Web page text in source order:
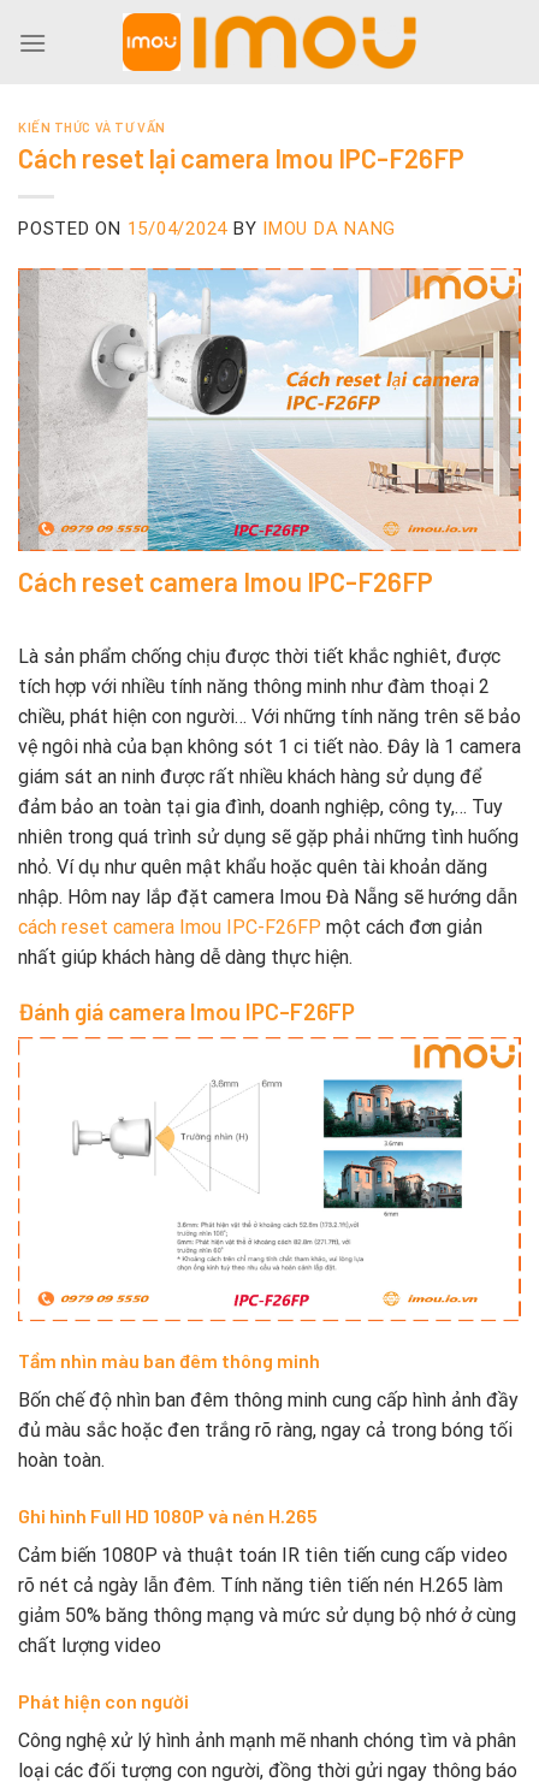
KIẾN THỨC VÀ TƯ VẤN
Cách reset lại camera Imou IPC-F26FP
POSTED ON 15/04/2024 BY IMOU DA NANG
Cách reset camera Imou IPC-F26FP
Là sản phẩm chống chịu được thời tiết khắc nghiêt, được
tích hợp với nhiều tính năng thông minh như đàm thoại 2
chiều, phát hiện con người… Với những tính năng trên sẽ bảo
vệ ngôi nhà của bạn không sót 1 ci tiết nào. Đây là 1 camera
giám sát an ninh được rất nhiều khách hàng sử dụng để
đảm bảo an toàn tại gia đình, doanh nghiệp, công ty,… Tuy
nhiên trong quá trình sử dụng sẽ gặp phải những tình huống
nhỏ. Ví dụ như quên mật khẩu hoặc quên tài khoản dăng
nhập. Hôm nay lắp đặt camera Imou Đà Nẵng sẽ hướng dẫn
cách reset camera Imou IPC-F26FP một cách đơn giản
nhất giúp khách hàng dễ dàng thực hiện.
Đánh giá camera Imou IPC-F26FP
Tầm nhìn màu ban đêm thông minh
Bốn chế độ nhìn ban đêm thông minh cung cấp hình ảnh đầy
đủ màu sắc hoặc đen trắng rõ ràng, ngay cả trong bóng tối
hoàn toàn.
Ghi hình Full HD 1080P và nén H.265
Cảm biến 1080P và thuật toán IR tiên tiến cung cấp video
rõ nét cả ngày lẫn đêm. Tính năng tiên tiến nén H.265 làm
giảm 50% băng thông mạng và mức sử dụng bộ nhớ ở cùng
chất lượng video
Phát hiện con người
Công nghệ xử lý hình ảnh mạnh mẽ nhanh chóng tìm và phân
loại các đối tượng con người, đồng thời gửi ngay thông báo